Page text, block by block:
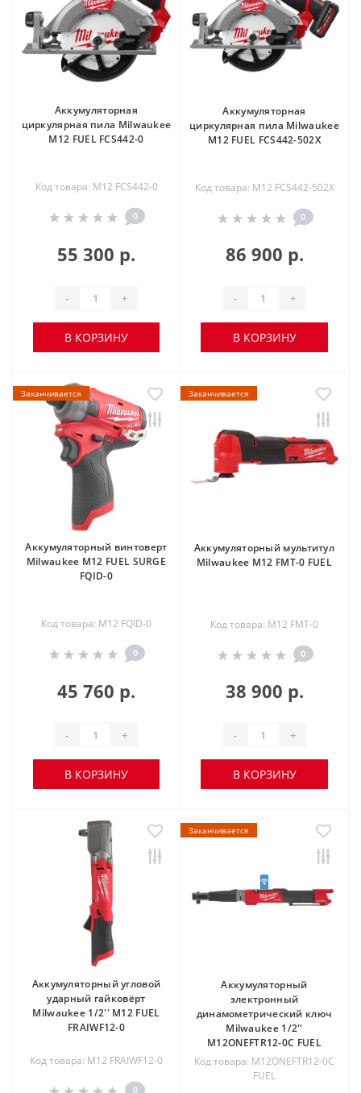
Аккумуляторная
циркулярная пила Milwaukee
M12 FUEL FCS442-0
Код товара: M12 FCS442-0
0
55 300 р.
- +
В КОРЗИНУ
Аккумуляторная
циркулярная пила Milwaukee
M12 FUEL FCS442-502X
Код товара: M12 FCS442-502X
0
86 900 р.
- +
В КОРЗИНУ
Заканчивается
Аккумуляторный винтоверт
Milwaukee M12 FUEL SURGE
FQID-0
Код товара: M12 FQID-0
0
45 760 р.
- +
В КОРЗИНУ
Заканчивается
Аккумуляторный мультитул
Milwaukee M12 FMT-0 FUEL
Код товара: M12 FMT-0
0
38 900 р.
- +
В КОРЗИНУ
Аккумуляторный угловой
ударный гайковёрт
Milwaukee 1/2'' M12 FUEL
FRAIWF12-0
Код товара: M12 FRAIWF12-0
0
Заканчивается
Аккумуляторный
электронный
динамометрический ключ
Milwaukee 1/2''
M12ONEFTR12-0C FUEL
Код товара: M12ONEFTR12-0C
FUEL